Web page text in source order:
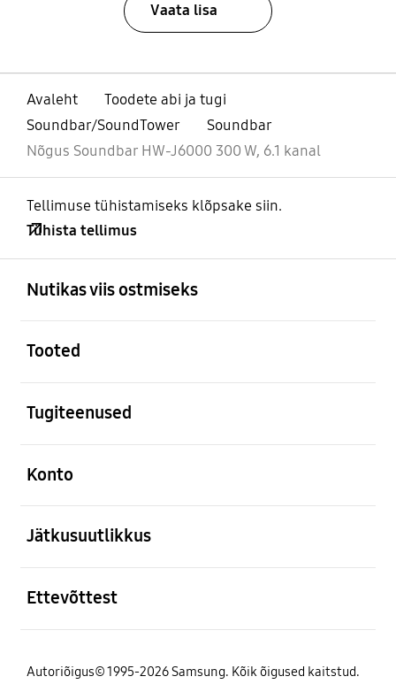
Vaata lisa
Avaleht
Toodete abi ja tugi
Soundbar/SoundTower
Soundbar
Nõgus Soundbar HW-J6000 300 W, 6.1 kanal
Tellimuse tühistamiseks klõpsake siin.
Tühista tellimus
Nutikas viis ostmiseks
Tooted
Tugiteenused
Konto
Jätkusuutlikkus
Ettevõttest
Autoriõigus© 1995-2026 Samsung. Kõik õigused kaitstud.